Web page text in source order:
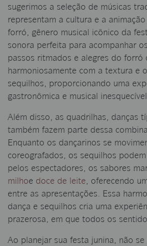
sugerimos a seleção de músicas
representam a cultura e a
forró, gênero musical icônico da
sonora perfeita para acompanhar
passos ritmados e alegres do forró
harmoniosamente com a textura e
sequilhos, proporcionando uma
gastronômica e musical
Além disso, as quadrilhas, danças
também fazem parte dessa
Enquanto os dançarinos se
coreografados, os sequilhos
pelos espectadores, os sabores
milhoe doce de leite, oferecendo
entre as apresentações. Essa
dança e sequilhos cria uma
prazerosa, em que todos os
Ao planejar sua festa junina, não